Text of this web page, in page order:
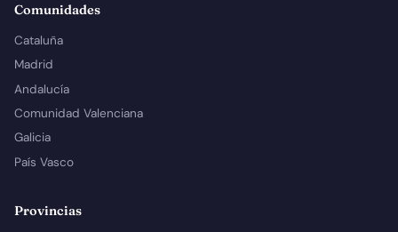
Comunidades
Cataluña
Madrid
Andalucía
Comunidad Valenciana
Galicia
País Vasco
Provincias